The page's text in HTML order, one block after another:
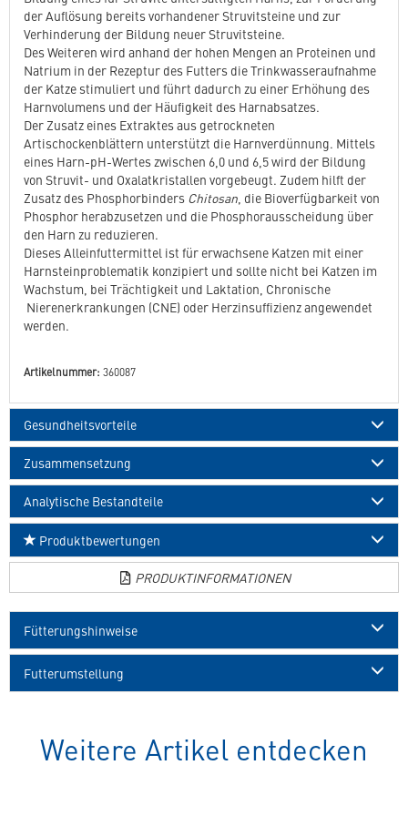
der Auflösung bereits vorhandener Struvitsteine und zur
Verhinderung der Bildung neuer Struvitsteine.
Des Weiteren wird anhand der hohen Mengen an Proteinen und
Natrium in der Rezeptur des Futters die Trinkwasseraufnahme
der Katze stimuliert und führt dadurch zu einer Erhöhung des
Harnvolumens und der Häufigkeit des Harnabsatzes.
Der Zusatz eines Extraktes aus getrockneten
Artischockenblättern unterstützt die Harnverdünnung. Mittels
eines Harn-pH-Wertes zwischen 6,0 und 6,5 wird der Bildung
von Struvit- und Oxalatkristallen vorgebeugt. Zudem hilft der
Zusatz des Phosphorbinders Chitosan, die Bioverfügbarkeit von
Phosphor herabzusetzen und die Phosphorausscheidung über
den Harn zu reduzieren.
Dieses Alleinfuttermittel ist für erwachsene Katzen mit einer
Harnsteinproblematik konzipiert und sollte nicht bei Katzen im
Wachstum, bei Trächtigkeit und Laktation, Chronische
Nierenerkrankungen (CNE) oder Herzinsuffizienz angewendet
werden.
Artikelnummer: 360087
Gesundheitsvorteile
Zusammensetzung
Analytische Bestandteile
Produktbewertungen
PRODUKTINFORMATIONEN
Fütterungshinweise
Futterumstellung
Weitere Artikel entdecken